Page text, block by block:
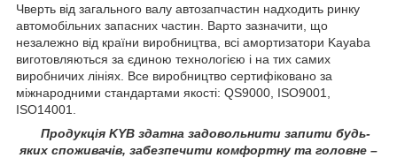
Чверть від загального валу автозапчастин надходить ринку
автомобільних запасних частин. Варто зазначити, що
незалежно від країни виробництва, всі амортизатори Kayaba
виготовляються за єдиною технологією і на тих самих
виробничих лініях. Все виробництво сертифіковано за
міжнародними стандартами якості: QS9000, ISO9001,
ISO14001.
Продукція KYB здатна задовольнити запити будь-
яких споживачів, забезпечити комфортну та головне –